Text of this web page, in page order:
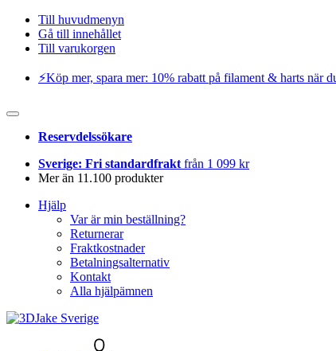
Till huvudmenyn
Gå till innehållet
Till varukorgen
⚡️Köp mer, spara mer: 10% rabatt på filament & harts när
Reservdelssökare
Sverige: Fri standardfrakt från 1 099 kr
Mer än 11.100 produkter
Hjälp
Var är min beställning?
Returnerar
Fraktkostnader
Betalningsalternativ
Kontakt
Alla hjälpämnen